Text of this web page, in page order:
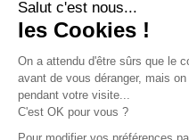
TROUVEZ
PRÈS DE
260professionnels de
et de fourgons